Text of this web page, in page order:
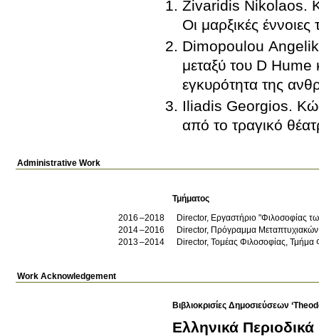
Zivaridis Nikolaos.
Οι μαρξικές
Dimopoulou Angeliki
μεταξύ του D Hume
εγκυρότητα της
Iliadis Georgios.
από το τραγικό
Administrative Work
Τμήματος
2016
2018
2014
2016
Director, Πρόγραμμα
2013
2014 Director, Τομέας Φιλοσοφίας,
Work Acknowledgement
Βιβλιοκρισίες Δημοσιεύσεων
Ελληνικά Περιοδικά